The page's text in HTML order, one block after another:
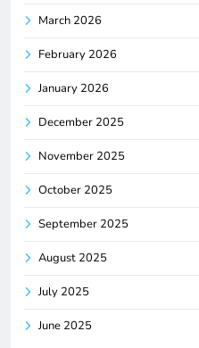
March 2026
February 2026
January 2026
December 2025
November 2025
October 2025
September 2025
August 2025
July 2025
June 2025